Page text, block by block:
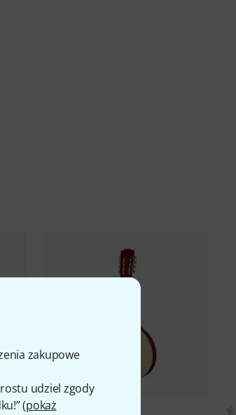
zakupowe
udziel zgody
(pokaż